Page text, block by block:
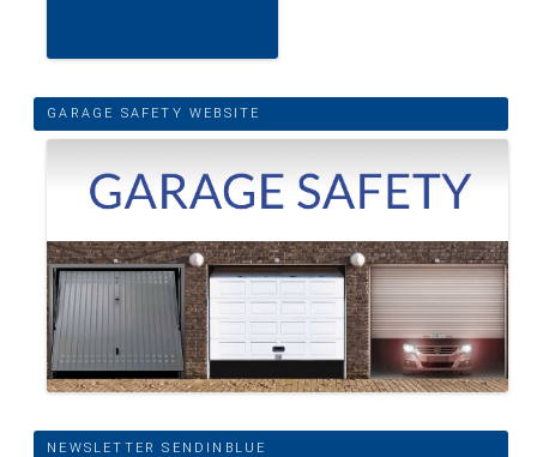
GARAGE SAFETY WEBSITE
NEWSLETTER SENDINBLUE